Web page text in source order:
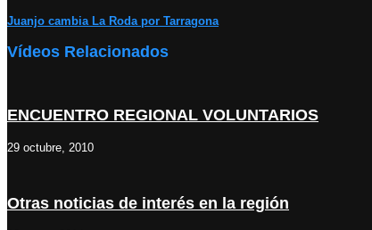
Juanjo cambia La Roda por Tarragona
Vídeos Relacionados
ENCUENTRO REGIONAL VOLUNTARIOS
29 octubre, 2010
Otras noticias de interés en la región